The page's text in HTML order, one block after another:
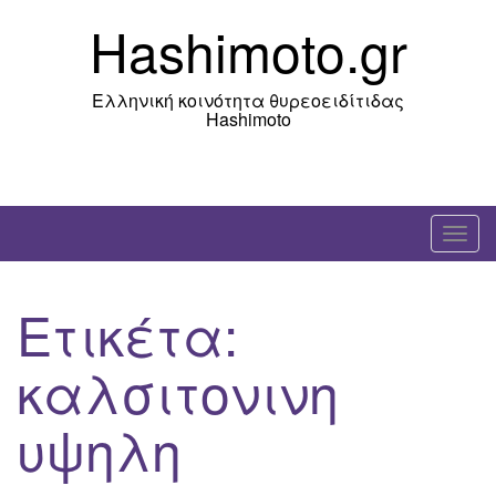
Hashimoto.gr
Ελληνική κοινότητα θυρεοειδίτιδας
Hashimoto
T
o
Ετικέτα:
καλσιτονινη
υψηλη